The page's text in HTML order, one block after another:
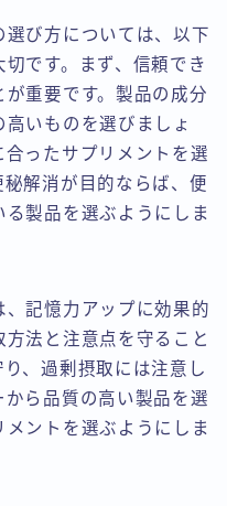
び方については、以下
です。まず、信頼でき
重要です。製品の成分
いものを選びましょ
ったサプリメントを選
解消が目的ならば、便
製品を選ぶようにしま
記憶力アップに効果的
法と注意点を守ること
、過剰摂取には注意し
ら品質の高い製品を選
ントを選ぶようにしま